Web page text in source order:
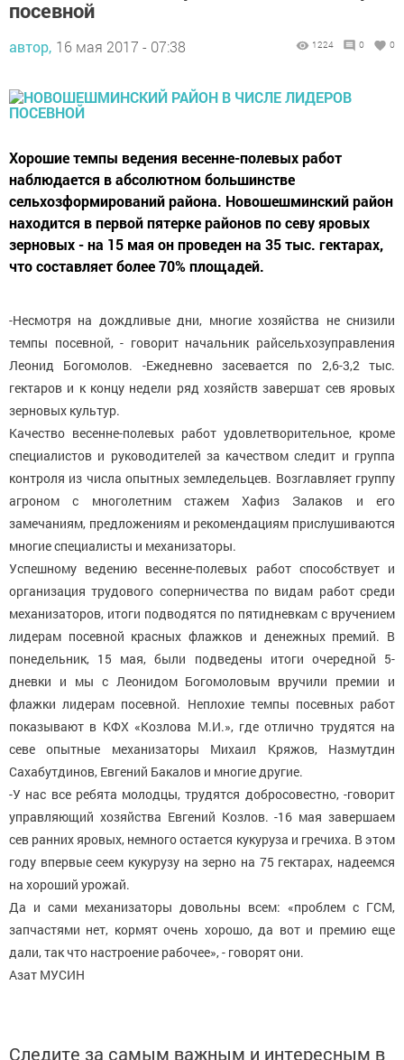
посевной
автор, 16 мая 2017 - 07:38 1224 0 0
Хорошие темпы ведения весенне-полевых работ
наблюдается в абсолютном большинстве
сельхозформирований района. Новошешминский район
находится в первой пятерке районов по севу яровых
зерновых - на 15 мая он проведен на 35 тыс. гектарах,
что составляет более 70% площадей.
-Несмотря на дождливые дни, многие хозяйства не снизили
темпы посевной, - говорит начальник райсельхозуправления
Леонид Богомолов. -Ежедневно засевается по 2,6-3,2 тыс.
гектаров и к концу недели ряд хозяйств завершат сев яровых
зерновых культур.
Качество весенне-полевых работ удовлетворительное, кроме
специалистов и руководителей за качеством следит и группа
контроля из числа опытных земледельцев. Возглавляет группу
агроном с многолетним стажем Хафиз Залаков и его
замечаниям, предложениям и рекомендациям прислушиваются
многие специалисты и механизаторы.
Успешному ведению весенне-полевых работ способствует и
организация трудового соперничества по видам работ среди
механизаторов, итоги подводятся по пятидневкам с вручением
лидерам посевной красных флажков и денежных премий. В
понедельник, 15 мая, были подведены итоги очередной 5-
дневки и мы с Леонидом Богомоловым вручили премии и
флажки лидерам посевной. Неплохие темпы посевных работ
показывают в КФХ «Козлова М.И.», где отлично трудятся на
севе опытные механизаторы Михаил Кряжов, Назмутдин
Сахабутдинов, Евгений Бакалов и многие другие.
-У нас все ребята молодцы, трудятся добросовестно, -говорит
управляющий хозяйства Евгений Козлов. -16 мая завершаем
сев ранних яровых, немного остается кукуруза и гречиха. В этом
году впервые сеем кукурузу на зерно на 75 гектарах, надеемся
на хороший урожай.
Да и сами механизаторы довольны всем: «проблем с ГСМ,
запчастями нет, кормят очень хорошо, да вот и премию еще
дали, так что настроение рабочее», - говорят они.
Азат МУСИН
Следите за самым важным и интересным в